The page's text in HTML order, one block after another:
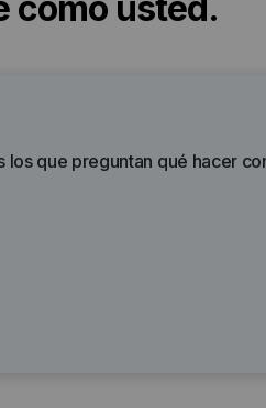
que preguntan qué hacer